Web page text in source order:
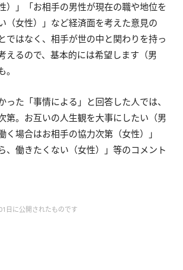
）」「お相手の男性が現在の職や地位を
（女性）」など経済面を考えた意見の
ではなく、相手が世の中と関わりを持っ
えるので、基本的には希望します（男
った「事情による」と回答した人では、
第。お互いの人生観を大事にしたい（男
く場合はお相手の協力次第（女性）」
、働きたくない（女性）」等のコメント
日に公開されたものです